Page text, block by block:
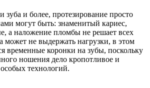
и более, протезирование просто
могут быть: знаменитый кариес,
а наложение пломбы не решает всех
может не выдержать нагрузки, в этом
временные коронки на зубы, поскольку
ношения дело кропотливое и
технологий.